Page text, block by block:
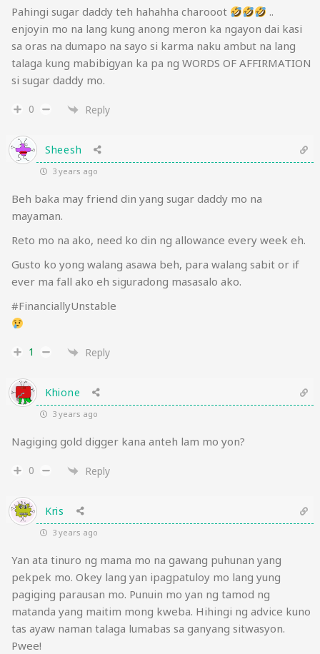
Pahingi sugar daddy teh hahahha charooot
..
enjoyin mo na lang kung anong meron ka ngayon dai kasi
sa oras na dumapo na sayo si karma naku ambut na lang
talaga kung mabibigyan ka pa ng WORDS OF AFFIRMATION
si sugar daddy mo.
0 Reply
Sheesh
3 years ago
Beh baka may friend din yang sugar daddy mo na
mayaman.
Reto mo na ako, need ko din ng allowance every week eh.
Gusto ko yong walang asawa beh, para walang sabit or if
ever ma fall ako eh siguradong masasalo ako.
#FinanciallyUnstable
1 Reply
Khione
3 years ago
Nagiging gold digger kana anteh lam mo yon?
0 Reply
Kris
3 years ago
Yan ata tinuro ng mama mo na gawang puhunan yang
pekpek mo. Okey lang yan ipagpatuloy mo lang yung
pagiging parausan mo. Punuin mo yan ng tamod ng
matanda yang maitim mong kweba. Hihingi ng advice kuno
tas ayaw naman talaga lumabas sa ganyang sitwasyon.
Pwee!